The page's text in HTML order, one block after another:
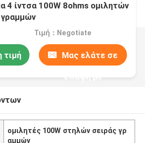
4 ίντσα 100W 8ohms ομιλητών
Τιμή：Negotiate
τιμή Μας ελάτε σε
επαφή με
ομιλητές 100W στηλών σειράς γρ
αμμών